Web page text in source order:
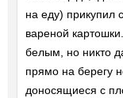
на еду) прикупил
вареной
белым, но никто
прямо на берегу
доносящиеся с